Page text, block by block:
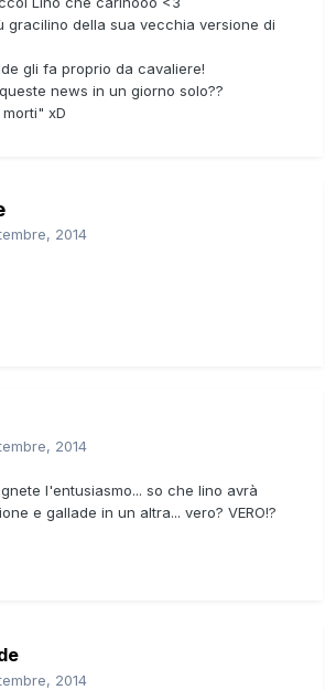
gracilino della sua vecchia versione di
gli fa proprio da cavaliere!
news in un giorno solo??
xD
2014
2014
l'entusiasmo... so che lino avrà
e gallade in un altra... vero? VERO!?
2014